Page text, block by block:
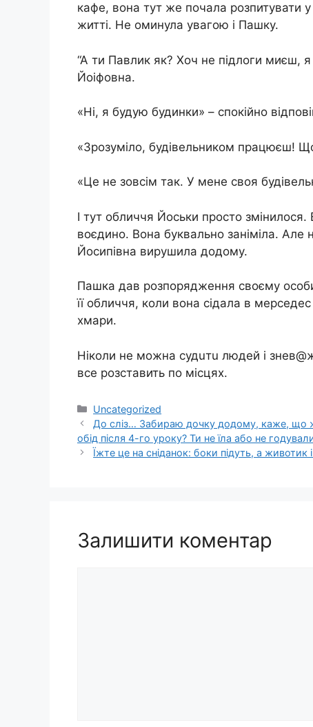
кафе, вона тут же почала розпитувати
житті. Не оминула увагою і Пашку.
“А ти Павлик як? Хоч не підлоги миєш,
Йоіфовна.
«Ні, я будую будинки» – спокійно
«Зрозуміло, будівельником працюєш!
«Це не зовсім так. У мене своя
І тут обличчя Йоськи просто змінилося.
воєдино. Вона буквально занiміла. Але
Йосипівна вирушила додому.
Пашка дав розпорядження своєму
її обличчя, коли вона сідала в
хмари.
Ніколи не можна судuтu людей і
все розставить по місцях.
Категорії
Uncategorized
До сліз… Забираю дочку додому, каже, що
обід після 4-го уроку? Ти не їла або не
Їжте це на сніданок: боки підуть, а животик
Залишити коментар